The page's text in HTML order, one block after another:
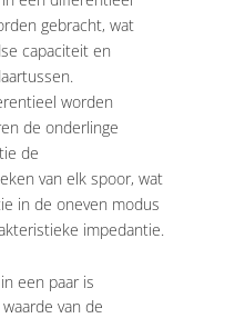
gebracht, wat
capaciteit en
worden
de onderlinge
de
van elk spoor, wat
in de oneven modus
impedantie.
een paar is
van de